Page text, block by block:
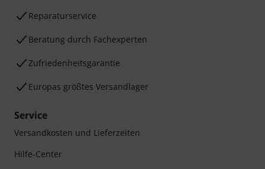
Reparaturservice
Beratung durch Fachexperten
Zufriedenheitsgarantie
Europas größtes Versandlager
Service
Versandkosten und Lieferzeiten
Hilfe-Center